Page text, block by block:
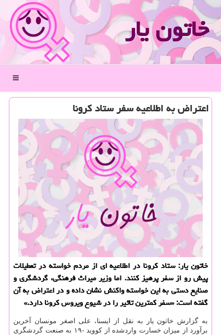
خاتون یار
منو
اعتراض به اطلاعیه سفر ستاد كرونا
خاتون یار: ستاد كرونا در اطلاعیه ای از مردم خواسته در تعطیلات
پیش رو از سفر پرهیز كنند. اما وزیر میراث فرهنگی، گردشگری و
صنایع دستی به این خواسته واكنش نشان داده و در اعتراض به آن
گفته است: «سفر كمترین تاثیر را در شیوع ویروس كرونا دارد.»
به گزارش خاتون یار به نقل از ایسنا، علی اصغر مونسان آخرین
برآورد از میزان خسارت واردشده از کووید -۱۹ به صنعت گردشگری